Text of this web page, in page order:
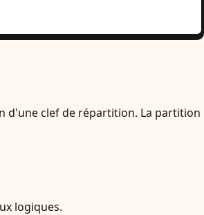
d'une clef de répartition. La partition
logiques.